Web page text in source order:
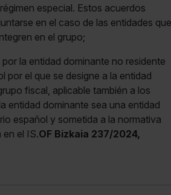
especial. Estos acuerdos
en el caso de las entidades que
en el grupo;
la entidad dominante no residente
por el que se designe a la entidad
fiscal, aplicable también a los
entidad dominante sea una entidad
español y sometida a la normativa
en el IS.OF Bizkaia 237/2024,